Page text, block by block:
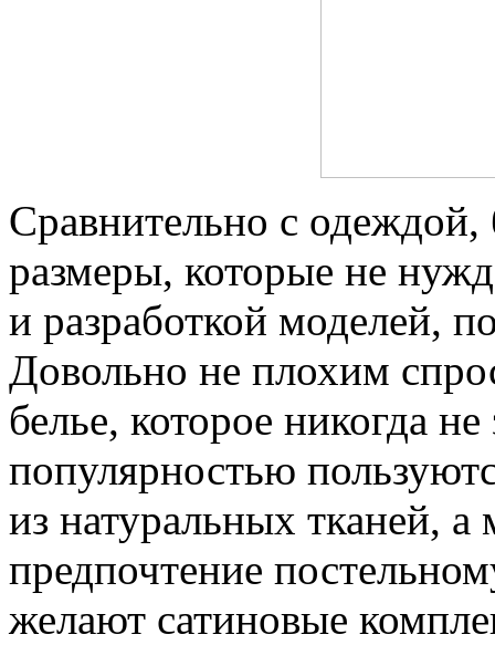
Сравнительно с одеждой,
размеры, которые не
и разработкой моделей,
Довольно не плохим
белье, которое никогда
популярностью
из натуральных тканей, а
предпочтение
желают сатиновые